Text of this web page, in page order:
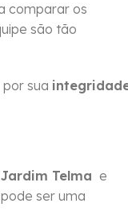
comparar os
são tão
sua
Telma e
ser uma